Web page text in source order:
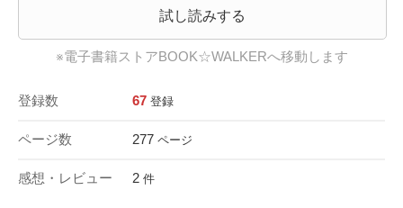
試し読みする
※電子書籍ストアBOOK☆WALKERへ移動します
登録数 67 登録
ページ数 277 ページ
感想・レビュー 2 件